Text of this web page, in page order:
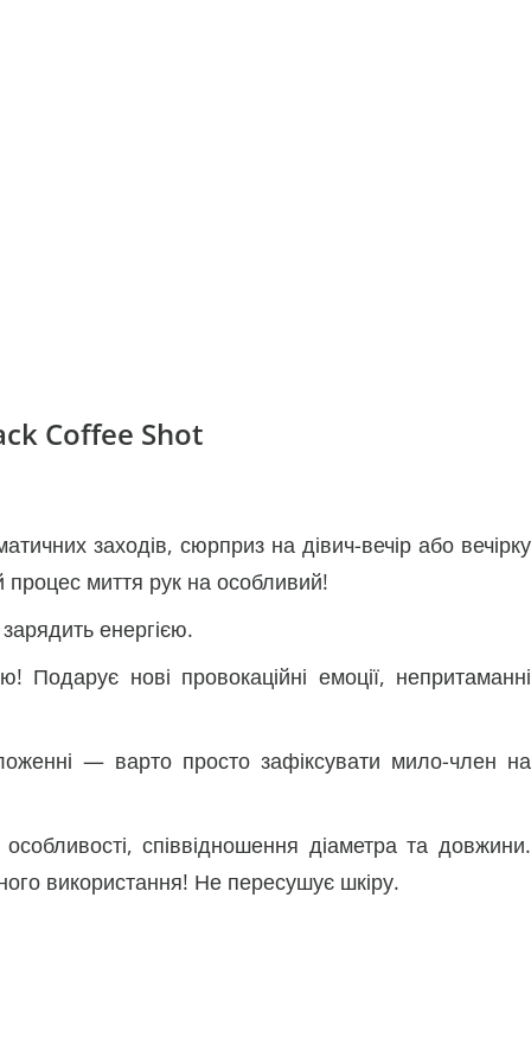
Coffee Shot
заходів, сюрприз на дівич-вечір або вечірку
процес миття рук на особливий!
енергією.
нові провокаційні емоції, непритаманні
— варто просто зафіксувати мило-член на
співвідношення діаметра та довжини.
використання! Не пересушує шкіру.